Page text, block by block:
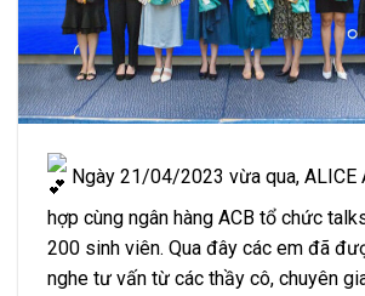
Ngày 21/04/2023 vừa qua, ALICE
hợp cùng ngân hàng ACB tổ chức
200 sinh viên. Qua đây các em đã
nghe tư vấn từ các thầy cô, chuyên